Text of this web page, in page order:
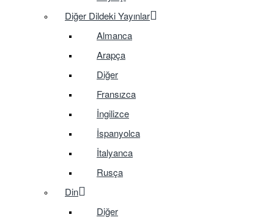
Diğer Dildeki Yayınlar
Almanca
Arapça
Diğer
Fransızca
İngilizce
İspanyolca
İtalyanca
Rusça
Din
Diğer